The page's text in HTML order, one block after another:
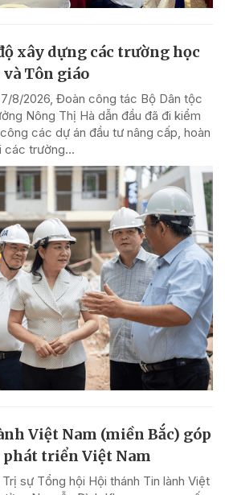
xây dựng các trường học
và Tôn giáo
8/2026, Đoàn công tác Bộ Dân tộc
Nông Thị Hà dẫn đầu đã đi kiểm
các dự án đầu tư nâng cấp, hoàn
các trường...
Việt Nam (miền Bắc) góp
triển Việt Nam
sự Tổng hội Hội thánh Tin lành Việt